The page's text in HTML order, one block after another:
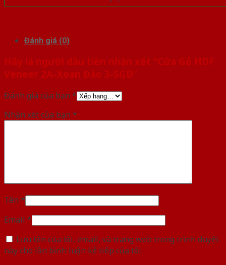
Đánh giá (0)
Hãy là người đầu tiên nhận xét “Cửa Gỗ HDF
Veneer 2A-Xoan Đào 3-SGD”
Đánh giá của bạn *
Nhận xét của bạn *
Tên *
Email *
Lưu tên của tôi, email, và trang web trong trình duyệt
này cho lần bình luận kế tiếp của tôi.